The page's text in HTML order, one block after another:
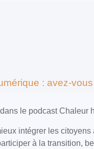
: avez-
le podcast Chaleur
intégrer les
à la transition,